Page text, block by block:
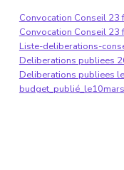
Convocation Conseil
Convocation Conseil 23
Liste-deliberations-
Deliberations publiees
Deliberations publiees